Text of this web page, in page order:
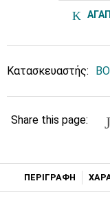
Κατασκευαστής:
Share this page:
ΠΕΡΙΓΡΑΦΗ